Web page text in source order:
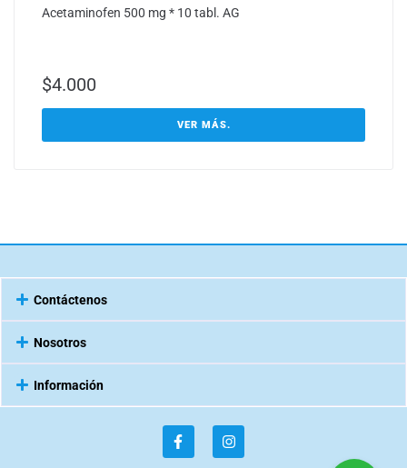
Acetaminofen 500 mg * 10 tabl. AG
$4.000
VER MÁS.
Contáctenos
Nosotros
Información